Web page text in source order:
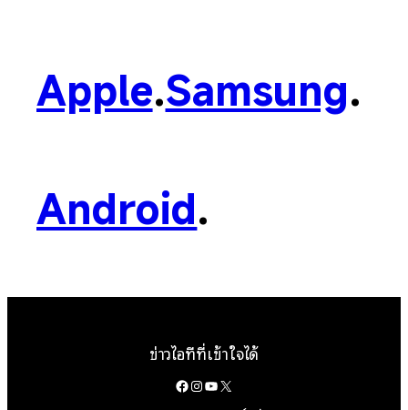
Apple.Samsung.
Android.
ข่าวไอทีที่เข้าใจได้
Facebook
Instagram
YouTube
X